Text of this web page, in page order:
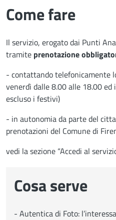
Come fare
Il servizio, erogato dai Punti
tramite prenotazione
- contattando telefonicamente
venerdì dalle 8.00 alle 18.00
escluso i festivi)
- in autonomia da parte del
prenotazioni del Comune di
vedi la sezione “Accedi al
Cosa serve
- Autentica di Foto: